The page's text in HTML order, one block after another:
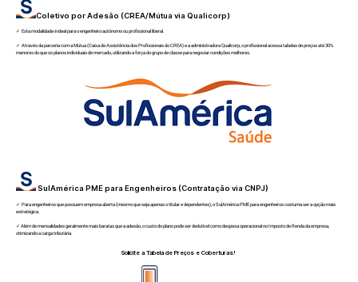
Coletivo por Adesão (CREA/Mútua via Qualicorp)
✓ Esta modalidade é ideal para o engenheiro autônomo ou profissional liberal.
✓ Através da parceria com a Mútua (Caixa de Assistência dos Profissionais do CREA) e a administradora Qualicorp, o profissional acessa tabelas de preços até 30%
menores do que os planos individuais de mercado, utilizando a força do grupo de classe para negociar condições melhores.
SulAmérica PME para Engenheiros (Contratação via CNPJ)
✓ Para engenheiros que possuem empresa aberta (mesmo que seja apenas o titular e dependentes), o SulAmérica PME para engenheiros costuma ser a opção mais
estratégica.
✓ Além de mensalidades geralmente mais baratas que a adesão, o custo do plano pode ser dedutível como despesa operacional no Imposto de Renda da empresa,
otimizando a carga tributária.
Solicite a Tabela de Preços e Coberturas!